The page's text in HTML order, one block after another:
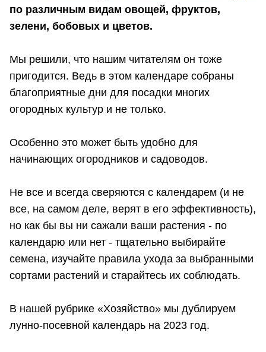
по различным видам овощей, фруктов,
зелени, бобовых и цветов.
Мы решили, что нашим читателям он тоже
пригодится. Ведь в этом календаре собраны
благоприятные дни для посадки многих
огородных культур и не только.
Особенно это может быть удобно для
начинающих огородников и садоводов.
Не все и всегда сверяются с календарем (и не
все, на самом деле, верят в его эффективность),
но как бы вы ни сажали ваши растения - по
календарю или нет - тщательно выбирайте
семена, изучайте правила ухода за выбранными
сортами растений и старайтесь их соблюдать.
В нашей рубрике «Хозяйство» мы дублируем
лунно-посевной календарь на 2023 год.